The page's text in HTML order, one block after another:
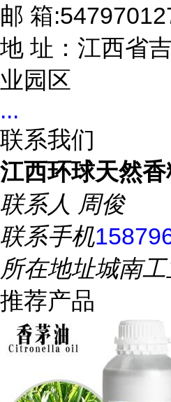
邮 箱
地 址：江西省
业园区
...
联系我们
江西环球天然香
联系人 周俊
联系手机
所在地址城南
推荐产品